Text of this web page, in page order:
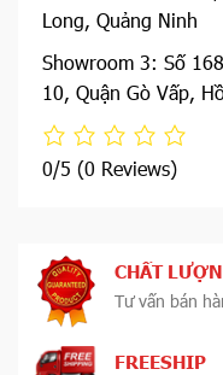
Long, Quảng Ninh
Showroom 3: Số
10, Quận Gò Vấp,
0/5 (0 Reviews)
CHẤT
Tư vấn bán
FREESHIP